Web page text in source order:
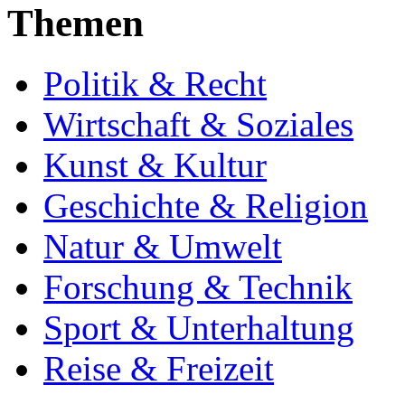
Themen
Politik & Recht
Wirtschaft & Soziales
Kunst & Kultur
Geschichte & Religion
Natur & Umwelt
Forschung & Technik
Sport & Unterhaltung
Reise & Freizeit